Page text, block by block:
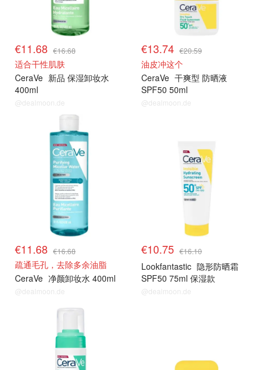
€11.68 €16.68
适合干性肌肤
CeraVe 新品 保湿卸妆水
400ml
@dealmoon.de
€13.74 €20.59
油皮冲这个
CeraVe 干爽型 防晒液
SPF50 50ml
@dealmoon.de
€11.68 €16.68
疏通毛孔，去除多余油脂
CeraVe 净颜卸妆水 400ml
@dealmoon.de
€10.75 €16.10
Lookfantastic 隐形防晒霜
SPF50 75ml 保湿款
@dealmoon.de